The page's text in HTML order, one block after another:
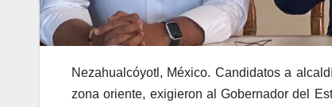
Nezahualcóyotl, México. Candidatos a
zona oriente, exigieron al Gobernador del